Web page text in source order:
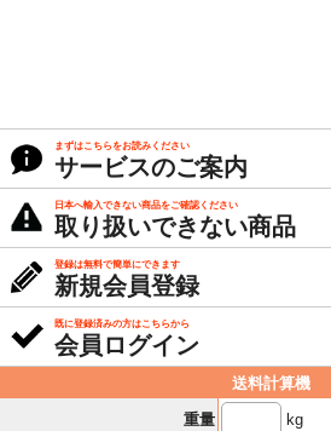
まずはこちらをお読みください
サービスのご案内
日本へ輸入できない商品をご確認ください
取り扱いできない商品
登録は無料で簡単にできます
新規会員登録
既に登録済みの方はこちらから
会員ログイン
送料計算機
重量
kg